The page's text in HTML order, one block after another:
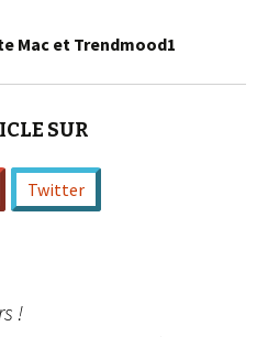
Mac et Trendmood1
SUR
Twitter
!